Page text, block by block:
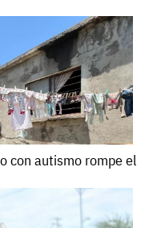
con autismo rompe el